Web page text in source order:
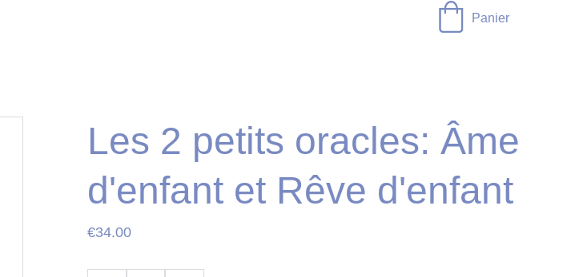
Panier
Les 2 petits oracles: Âme
d'enfant et Rêve d'enfant
€34.00